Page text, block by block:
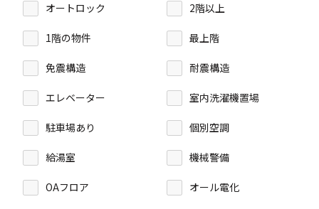
オートロック 2階以上
1階の物件 最上階
免震構造 耐震構造
エレベーター 室内洗濯機置場
駐車場あり 個別空調
給湯室 機械警備
OAフロア オール電化